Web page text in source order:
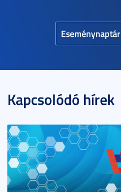
Eseménynaptár
Kapcsolódó hírek